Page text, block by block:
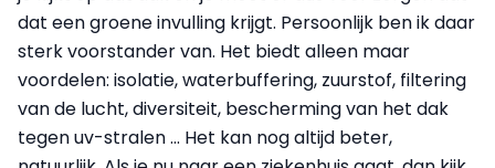
dat een groene invulling krijgt. Persoonlijk ben ik daar
sterk voorstander van. Het biedt alleen maar
voordelen: isolatie, waterbuffering, zuurstof, filtering
van de lucht, diversiteit, bescherming van het dak
tegen uv-stralen ... Het kan nog altijd beter,